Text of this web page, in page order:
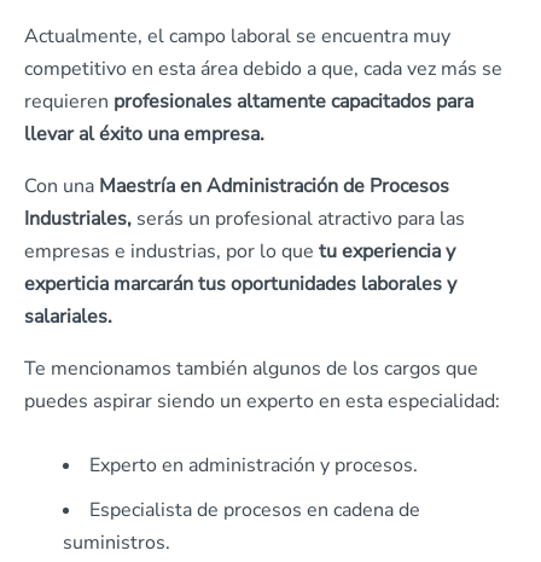
Actualmente, el campo laboral se encuentra muy
competitivo en esta área debido a que, cada vez más se
requieren profesionales altamente capacitados para
llevar al éxito una empresa.
Con una Maestría en Administración de Procesos
Industriales, serás un profesional atractivo para las
empresas e industrias, por lo que tu experiencia y
experticia marcarán tus oportunidades laborales y
salariales.
Te mencionamos también algunos de los cargos que
puedes aspirar siendo un experto en esta especialidad:
Experto en administración y procesos.
Especialista de procesos en cadena de
suministros.